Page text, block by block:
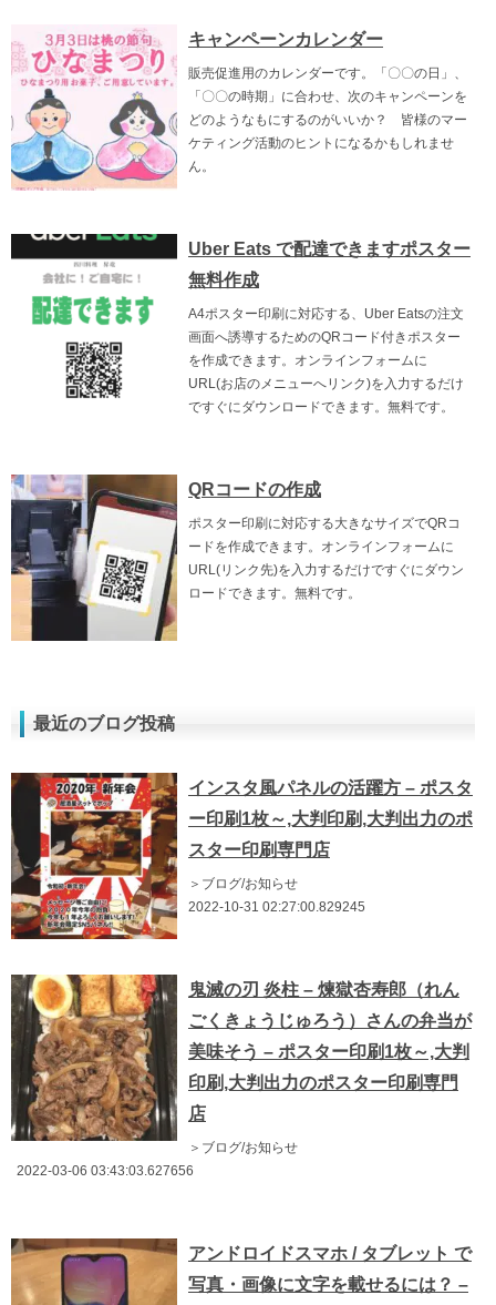
キャンペーンカレンダー
販売促進用のカレンダーです。「〇〇の日」、
「〇〇の時期」に合わせ、次のキャンペーンを
どのようなもにするのがいいか？ 皆様のマー
ケティング活動のヒントになるかもしれませ
ん。
Uber Eats で配達できますポスター
無料作成
A4ポスター印刷に対応する、Uber Eatsの注文
画面へ誘導するためのQRコード付きポスター
を作成できます。オンラインフォームに
URL(お店のメニューへリンク)を入力するだけ
ですぐにダウンロードできます。無料です。
QRコードの作成
ポスター印刷に対応する大きなサイズでQRコ
ードを作成できます。オンラインフォームに
URL(リンク先)を入力するだけですぐにダウン
ロードできます。無料です。
最近のブログ投稿
インスタ風パネルの活躍方 – ポスタ
ー印刷1枚～,大判印刷,大判出力のポ
スター印刷専門店
＞ブログ/お知らせ
2022-10-31 02:27:00.829245
鬼滅の刃 炎柱 – 煉獄杏寿郎（れん
ごくきょうじゅろう）さんの弁当が
美味そう – ポスター印刷1枚～,大判
印刷,大判出力のポスター印刷専門
店
＞ブログ/お知らせ
2022-03-06 03:43:03.627656
アンドロイドスマホ / タブレット で
写真・画像に文字を載せるには？ –